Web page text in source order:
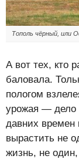
Тополь чёрный, или
А вот тех, кто
баловала.
пологом
урожая — дело
давних времен
вырастить не
жизнь, не один,